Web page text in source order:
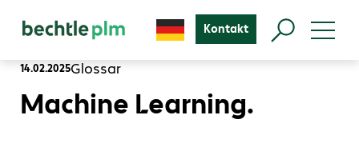
Kontakt
14.02.2025Glossar
Machine Learning.